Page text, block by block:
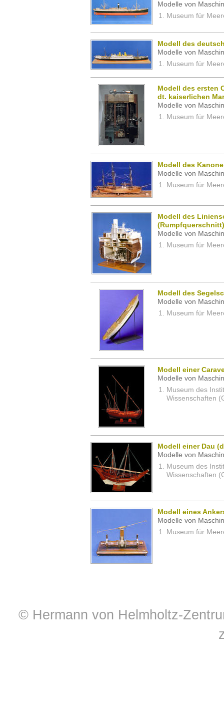
Modelle von
Museum für
Modell des
Modelle von
Museum für
Modell des ersten
dt. kaiserlichen
Modelle von
Museum für
Modell des
Modelle von
Museum für
Modell des
(Rumpfquerschnitt)
Modelle von
Museum für
Modell des
Modelle von
Museum für
Modell einer
Modelle von
Museum des
Wissenschaften
Modell einer Dau
Modelle von
Museum des
Wissenschaften
Modell eines
Modelle von
Museum für
© Hermann von Helmholtz-